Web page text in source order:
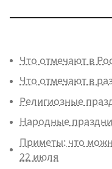
Что отмечают в
Что отмечают в
Религиозные
Народные
Приметы: что
22 июля